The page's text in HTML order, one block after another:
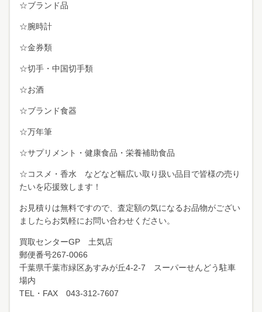
☆ブランド品
☆腕時計
☆金券類
☆切手・中国切手類
☆お酒
☆ブランド食器
☆万年筆
☆サプリメント・健康食品・栄養補助食品
☆コスメ・香水 などなど幅広い取り扱い品目で皆様の売り
たいを応援致します！
お見積りは無料ですので、査定額の気になるお品物がござい
ましたらお気軽にお問い合わせください。
買取センターGP 土気店
郵便番号267-0066
千葉県千葉市緑区あすみが丘4-2-7 スーパーせんどう駐車
場内
TEL・FAX 043-312-7607